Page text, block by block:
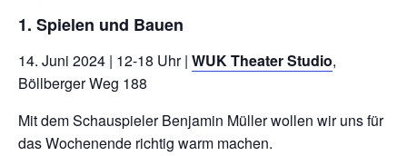
1. Spielen und Bauen
14. Juni 2024 | 12-18 Uhr | WUK Theater Studio,
Böllberger Weg 188
Mit dem Schauspieler Benjamin Müller wollen wir uns für
das Wochenende richtig warm machen.